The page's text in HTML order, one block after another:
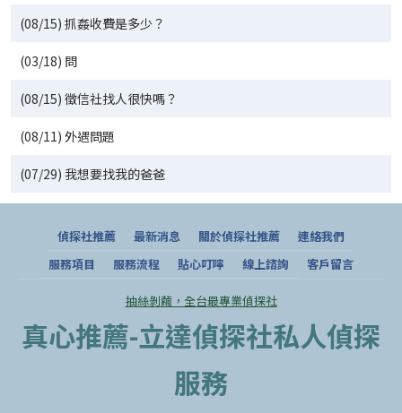
(08/15) 抓姦收費是多少？
(03/18) 問
(08/15) 徵信社找人很快嗎？
(08/11) 外遇問題
(07/29) 我想要找我的爸爸
偵探社推薦 最新消息 關於偵探社推薦
連絡我們
服務項目
服務流程 貼心叮嚀 線上諮詢 客戶留言
抽絲剝繭，全台最專業偵探社
真心推薦-立達偵探社私人偵探
服務